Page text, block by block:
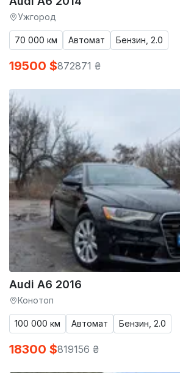
Ужгород
70 000 км Автомат Бензин, 2.0
19500 $872871 ₴
Audi A6 2016
Конотоп
100 000 км Автомат Бензин, 2.0
18300 $819156 ₴